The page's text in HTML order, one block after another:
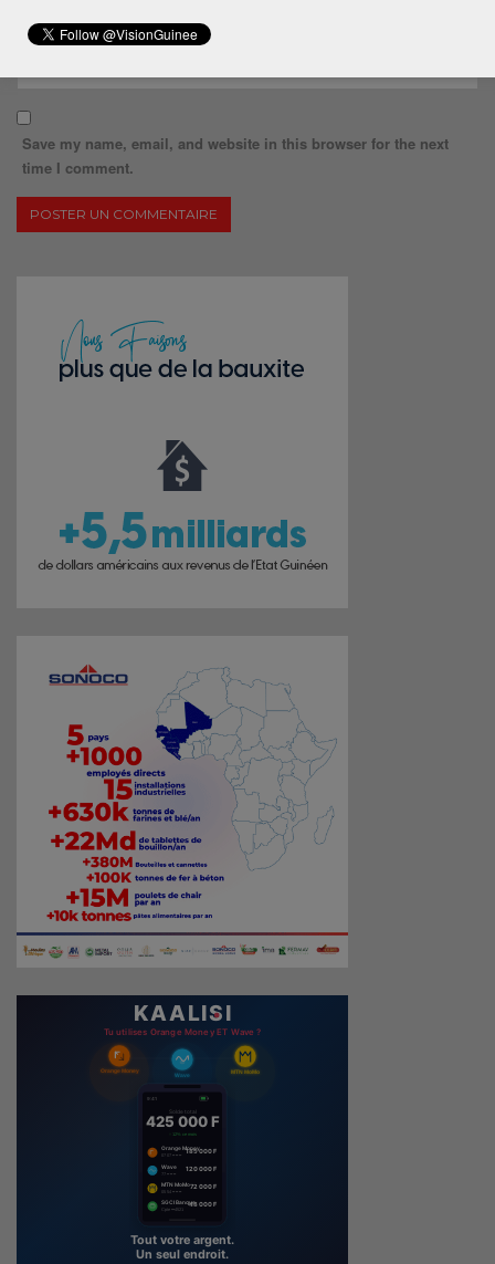
Save my name, email, and website in this browser for the next
time I comment.